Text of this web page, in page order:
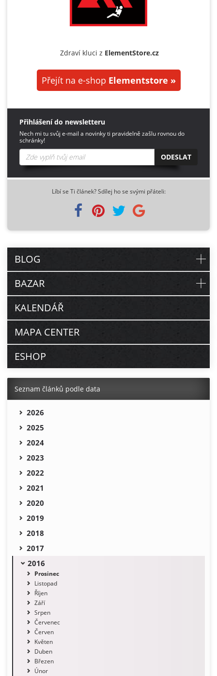
Zdraví kluci z ElementStore.cz
Přejít na e-shop Elementstore »
Přihlášení do newsletteru
Nech mi tu svůj e-mail a novinky ti pravidelně zašlu rovnou do
schránky!
ODESLAT
Líbí se Ti článek? Sdílej ho se svými přáteli:
BLOG
BAZAR
KALENDÁŘ
MAPA CENTER
ESHOP
Seznam článků podle data
2026
2025
2024
2023
2022
2021
2020
2019
2018
2017
2016
Prosinec
Listopad
Říjen
Září
Srpen
Červenec
Červen
Květen
Duben
Březen
Únor